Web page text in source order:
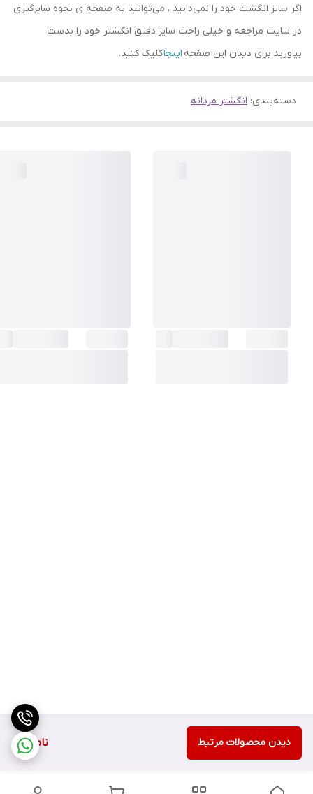
ناموجود دیدن محصولات مرتبط
اگر سایز انگشت خود را نمی‌دانید ، می‌توانید به صفحه ی نحوه سایزگیری
در سایت مراجعه و خیلی راحت سایز دقیق انگشتر خود را بدست
بیاورید.برای دیدن این صفحه اینجاکلیک کنید.
دسته‌بندی: انگشتر مردانه